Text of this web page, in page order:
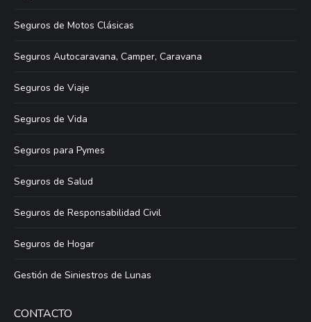
Seguros de Motos Clásicas
Seguros Autocaravana, Camper, Caravana
Seguros de Viaje
Seguros de Vida
Seguros para Pymes
Seguros de Salud
Seguros de Responsabilidad Civil
Seguros de Hogar
Gestión de Siniestros de Lunas
CONTACTO